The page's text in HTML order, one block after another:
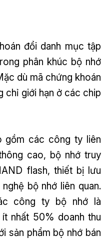
đổi danh mục tập
phân khúc bộ nhớ
dù mã chứng khoán
chỉ giới hạn ở các chip
gồm các công ty liên
cao, bộ nhớ truy
flash, thiết bị lưu
bộ nhớ liên quan.
công ty bộ nhớ là
nhất 50% doanh thu
sản phẩm bộ nhớ bán